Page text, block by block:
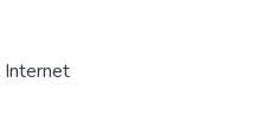
Internet